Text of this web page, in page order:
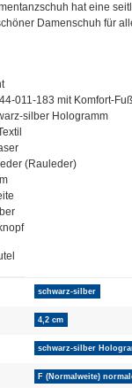
hat eine
Damenschuh für
011-183 mit Komfort-
silber Hologramm
(Rauleder)
schwarz-silber
4,2 cm
schwarz-silber
F (Normalweite)